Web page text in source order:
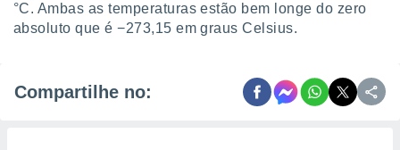
°C. Ambas as temperaturas estão bem longe do zero
absoluto que é −273,15 em graus Celsius.
Compartilhe no: